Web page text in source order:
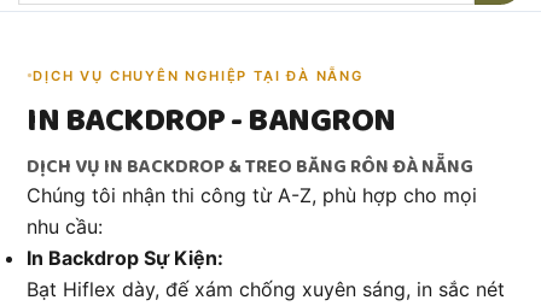
DỊCH VỤ CHUYÊN NGHIỆP TẠI ĐÀ NẴNG
IN BACKDROP - BANGRON
DỊCH VỤ IN BACKDROP & TREO BĂNG RÔN ĐÀ NẴNG
Chúng tôi nhận thi công từ A-Z, phù hợp cho mọi
nhu cầu:
In Backdrop Sự Kiện:
Bạt Hiflex dày, đế xám chống xuyên sáng, in sắc nét